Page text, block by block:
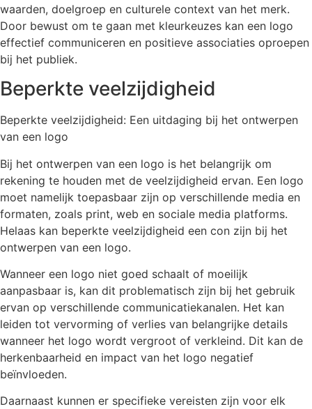
waarden, doelgroep en culturele context van het merk.
Door bewust om te gaan met kleurkeuzes kan een logo
effectief communiceren en positieve associaties oproepen
bij het publiek.
Beperkte veelzijdigheid
Beperkte veelzijdigheid: Een uitdaging bij het ontwerpen
van een logo
Bij het ontwerpen van een logo is het belangrijk om
rekening te houden met de veelzijdigheid ervan. Een logo
moet namelijk toepasbaar zijn op verschillende media en
formaten, zoals print, web en sociale media platforms.
Helaas kan beperkte veelzijdigheid een con zijn bij het
ontwerpen van een logo.
Wanneer een logo niet goed schaalt of moeilijk
aanpasbaar is, kan dit problematisch zijn bij het gebruik
ervan op verschillende communicatiekanalen. Het kan
leiden tot vervorming of verlies van belangrijke details
wanneer het logo wordt vergroot of verkleind. Dit kan de
herkenbaarheid en impact van het logo negatief
beïnvloeden.
Daarnaast kunnen er specifieke vereisten zijn voor elk